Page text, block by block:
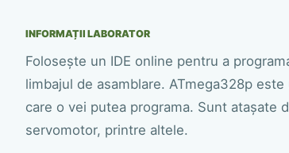
INFORMAȚII LABORATOR
Folosește un IDE online pentru a
limbajul de asamblare. ATmega328p
care o vei putea programa. Sunt atașate
servomotor, printre altele.